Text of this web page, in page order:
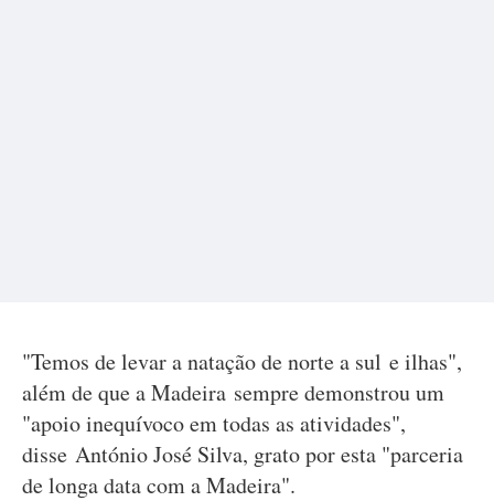
"Temos de levar a natação de norte a sul e ilhas",
além de que a Madeira sempre demonstrou um
"apoio inequívoco em todas as atividades",
disse António José Silva, grato por esta "parceria
de longa data com a Madeira".